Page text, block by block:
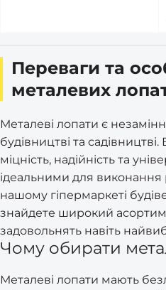
Переваги та
металевих
Металеві лопати є
будівництві та
міцність, надійність та
ідеальними для виконання
нашому гіпермаркеті
знайдете широкий
задовольнять навіть
Чому обирати
Металеві лопати мають